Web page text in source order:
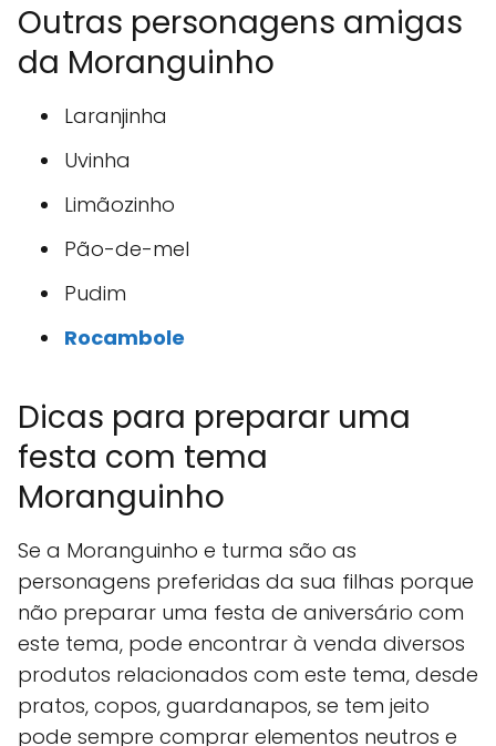
Outras personagens amigas
da Moranguinho
Laranjinha
Uvinha
Limãozinho
Pão-de-mel
Pudim
Rocambole
Dicas para preparar uma
festa com tema
Moranguinho
Se a Moranguinho e turma são as
personagens preferidas da sua filhas porque
não preparar uma festa de aniversário com
este tema, pode encontrar à venda diversos
produtos relacionados com este tema, desde
pratos, copos, guardanapos, se tem jeito
pode sempre comprar elementos neutros e